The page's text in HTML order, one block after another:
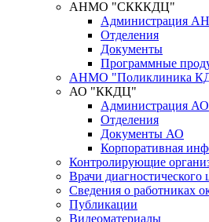
АНМО "СКККДЦ"
Администрация
Отделения
Документы
Программные
АНМО "Поликлиника
АО "ККДЦ"
Администрация АО
Отделения
Документы АО
Корпоративная
Контролирующие
Врачи диагностического
Сведения о работниках
Публикации
Видеоматериалы